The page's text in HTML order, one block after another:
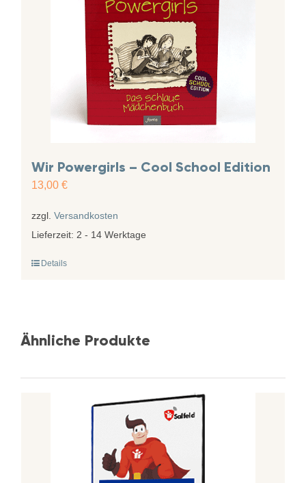
Wir Powergirls – Cool School Edition
13,00 €
zzgl. Versandkosten
Lieferzeit: 2 - 14 Werktage
Details
Ähnliche Produkte